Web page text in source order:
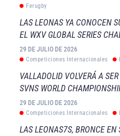
Ferugby
LAS LEONAS YA CONOCEN
EL WXV GLOBAL SERIES
29 DE JULIO DE 2026
Competiciones Internacionales
VALLADOLID VOLVERÁ A
SVNS WORLD
29 DE JULIO DE 2026
Competiciones Internacionales
LAS LEONAS7S, BRONCE